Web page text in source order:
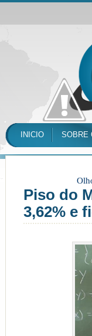
INICIO SOBRE
Piso do
3,62% e